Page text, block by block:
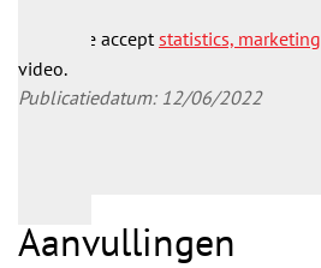
Please acceptstatistics, marketing
video.
Publicatiedatum: 12/06/2022
Aanvullingen